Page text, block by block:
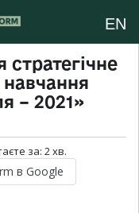
EN
стратегічне
– 2021»
за: 2хв.
в Google